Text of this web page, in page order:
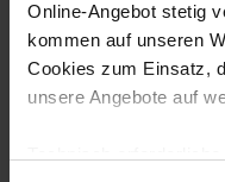
Online-Angebot stetig
kommen auf unseren
Cookies zum Einsatz,
unsere Angebote auf